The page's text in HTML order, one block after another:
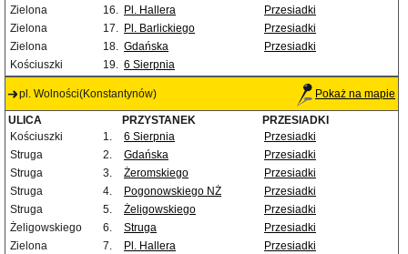
Zielona
16. Pl. Hallera
Przesiadki
Zielona
17. Pl. Barlickiego
Przesiadki
Zielona
18. Gdańska
Przesiadki
Kościuszki
19. 6 Sierpnia
pl. Wolności(Konstantynów) Pokaż na mapie
ULICA PRZYSTANEK
PRZESIADKI
Kościuszki
1. 6 Sierpnia
Przesiadki
Struga
2. Gdańska
Przesiadki
Struga
3. Żeromskiego
Przesiadki
Struga
4. Pogonowskiego NŻ
Przesiadki
Struga
5. Żeligowskiego
Przesiadki
Żeligowskiego
6. Struga
Przesiadki
Zielona
7. Pl. Hallera
Przesiadki